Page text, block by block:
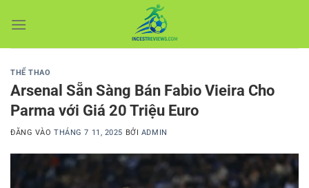
qua
THỂ THAO
Arsenal Sẵn Sàng Bán Fabio Vieira Cho
Parma với Giá 20 Triệu Euro
ĐĂNG VÀOTHÁNG 7 11, 2025 BỞI ADMIN